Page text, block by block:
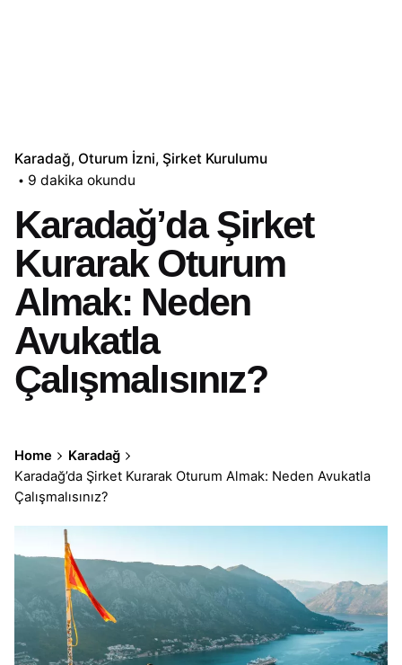
Karadağ Oturum İzni Şirket Kurulumu
9 dakika okundu
Karadağ’da Şirket
Kurarak Oturum
Almak: Neden
Avukatla
Çalışmalısınız?
Home
Karadağ
Karadağ’da Şirket Kurarak Oturum Almak: Neden Avukatla
Çalışmalısınız?